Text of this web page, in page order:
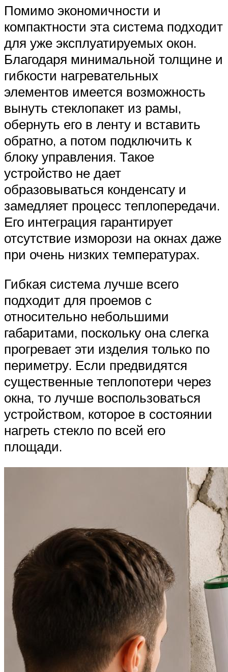
Помимо экономичности и
компактности эта система подходит
для уже эксплуатируемых окон.
Благодаря минимальной толщине и
гибкости нагревательных
элементов имеется возможность
вынуть стеклопакет из рамы,
обернуть его в ленту и вставить
обратно, а потом подключить к
блоку управления. Такое
устройство не дает
образовываться конденсату и
замедляет процесс теплопередачи.
Его интеграция гарантирует
отсутствие изморози на окнах даже
при очень низких температурах.
Гибкая система лучше всего
подходит для проемов с
относительно небольшими
габаритами, поскольку она слегка
прогревает эти изделия только по
периметру. Если предвидятся
существенные теплопотери через
окна, то лучше воспользоваться
устройством, которое в состоянии
нагреть стекло по всей его
площади.